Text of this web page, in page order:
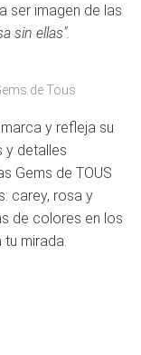
ser imagen de las
sin ellas".
de Tous
y refleja su
y detalles
Gems de TOUS
carey, rosa y
de colores en los
mirada.